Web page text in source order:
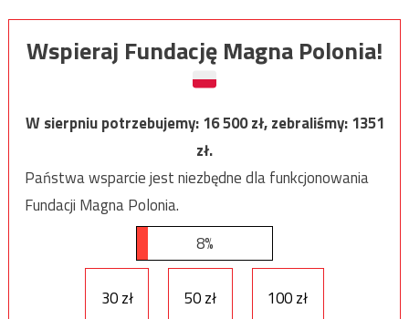
Wspieraj Fundację Magna Polonia!
W sierpniu potrzebujemy:16 500zł, zebraliśmy:1351
zł.
Państwa wsparcie jest niezbędne dla funkcjonowania
Fundacji Magna Polonia.
8%
30 zł 50 zł 100 zł